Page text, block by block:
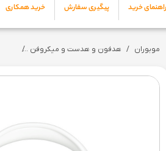
راهنمای خرید پیگیری سفارش خرید همکاری
خروج از حساب کاربری
موبوران هدفون و هدست و میکروفن